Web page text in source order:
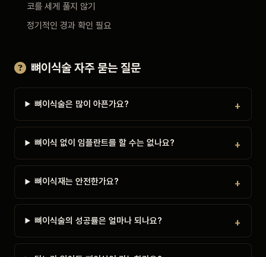
코를 세게 풀지 않기
정기적인 경과 확인 필요
뼈이식술 자주 묻는 질문
뼈이식술은 많이 아픈가요?
뼈이식 없이 임플란트를 할 수는 없나요?
뼈이식재는 안전한가요?
뼈이식술의 성공률은 얼마나 되나요?